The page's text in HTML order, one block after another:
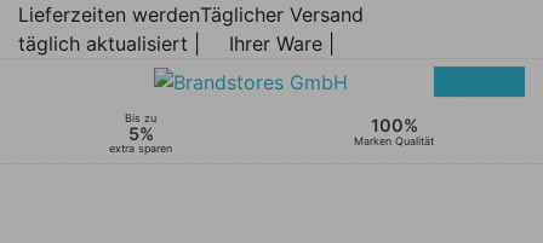
Lieferzeiten werden
täglich aktualisiert |
Täglicher Versand
Ihrer Ware |
Bis zu
5%
extra sparen
100%
Marken Qualität